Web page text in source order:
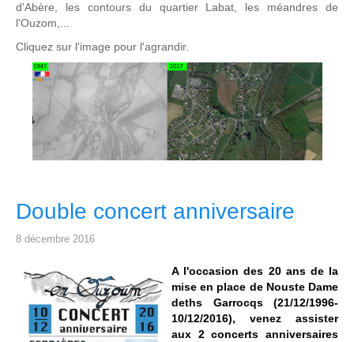
d'Abère, les contours du quartier Labat, les méandres de
l'Ouzom,...
Cliquez sur l'image pour l'agrandir.
Double concert anniversaire
8 décembre 2016
A l'occasion des 20 ans de la
mise en place de Nouste Dame
deths Garrocqs (21/12/1996-
10/12/2016), venez assister
aux 2 concerts anniversaires